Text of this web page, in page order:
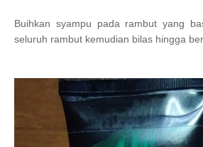
Buihkan syampu pada rambut yang
seluruh rambut kemudian bilas hingga